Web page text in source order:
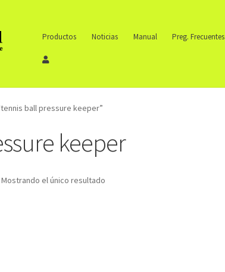
Productos Noticias Manual Preg. Frecuentes
ball pressure keeper”
keeper
Mostrando el único resultado